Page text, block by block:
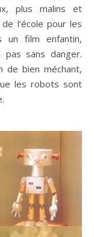
plus malins et
l’école pour les
un film enfantin,
sans danger.
de bien méchant,
les robots sont